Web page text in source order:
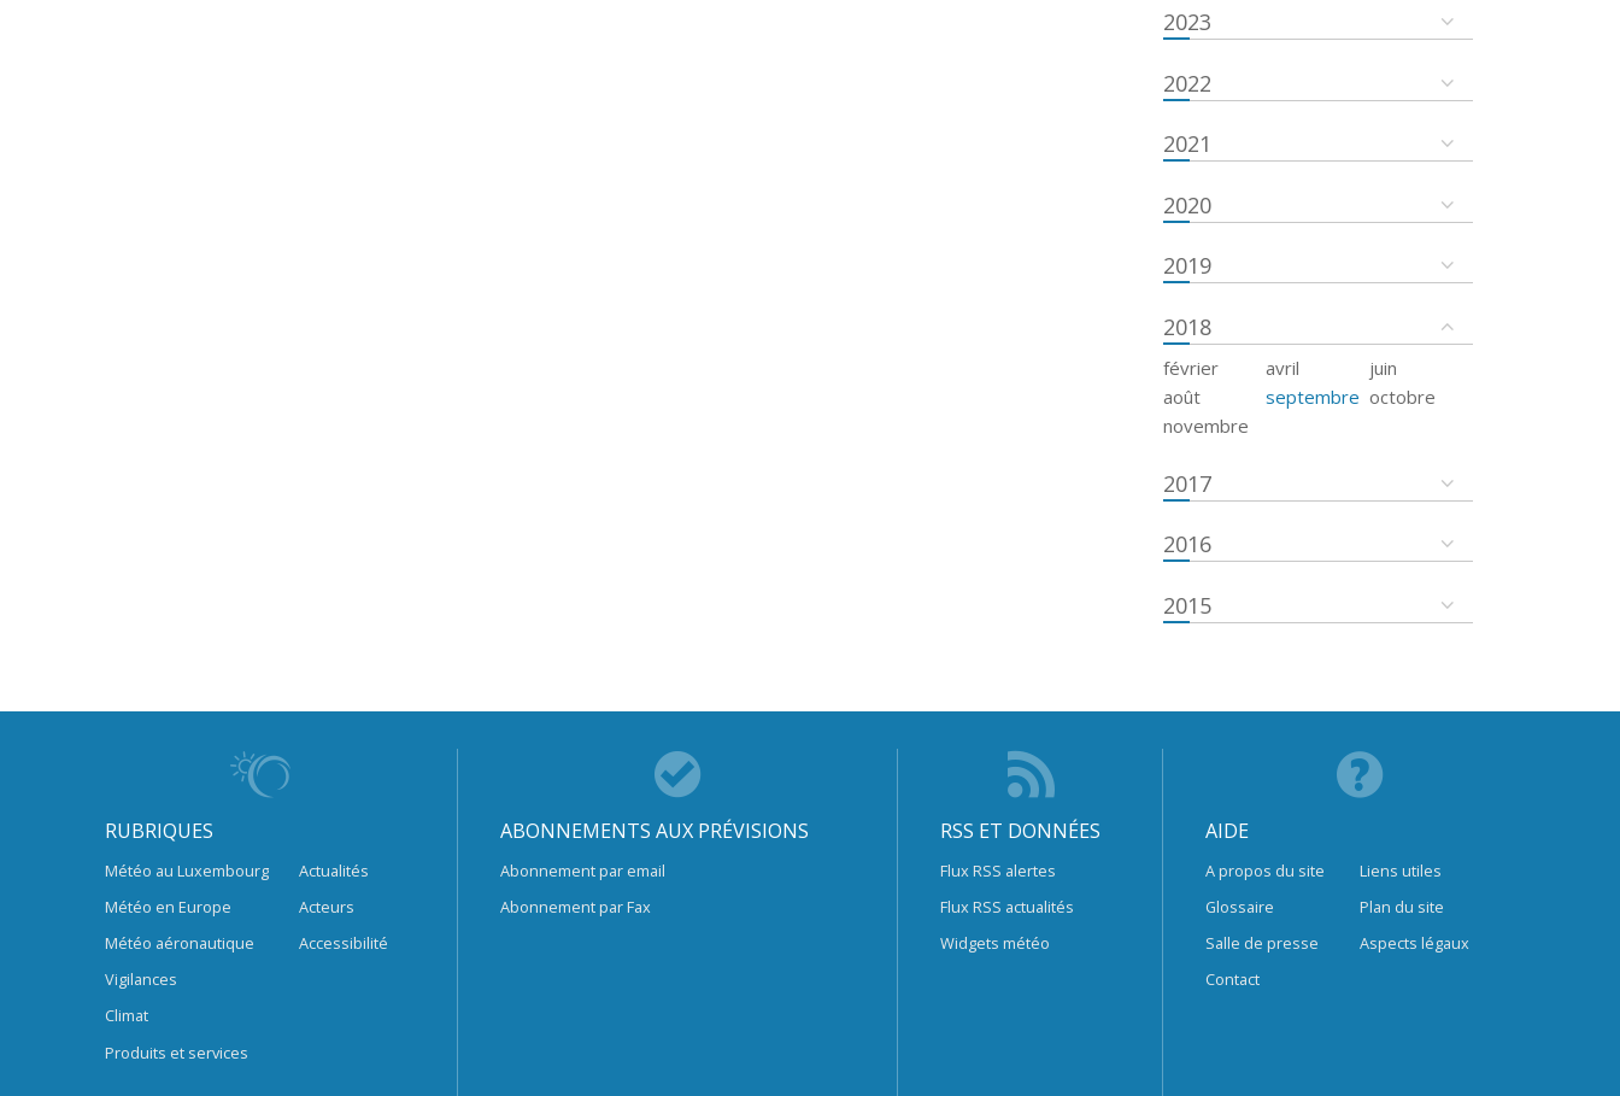
2023
2022
2021
2020
2019
2018
février avril
juin
août
septembre octobre
novembre
2017
2016
2015
RUBRIQUES
Météo au Luxembourg
Météo en Europe
Météo aéronautique
Vigilances
Climat
Produits et services
Actualités
Acteurs
Accessibilité
ABONNEMENTS AUX PRÉVISIONS
Abonnement par email
Abonnement par Fax
RSS ET DONNÉES
Flux RSS alertes
Flux RSS actualités
Widgets météo
AIDE
A propos du site
Glossaire
Salle de presse
Contact
Liens utiles
Plan du site
Aspects légaux